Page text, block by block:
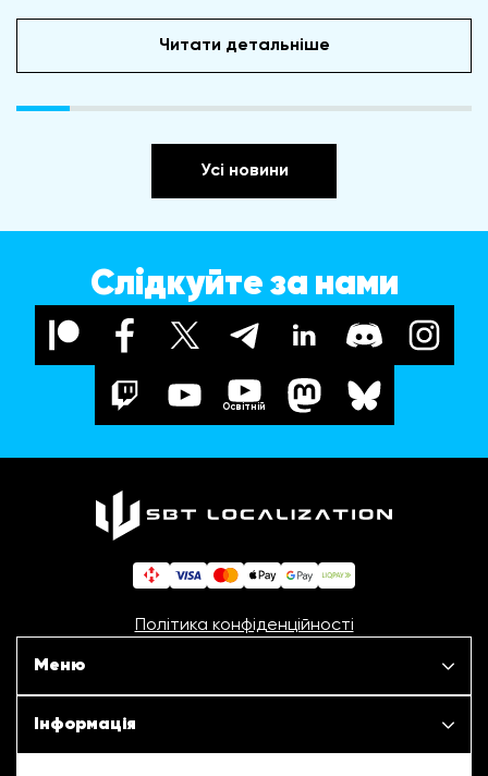
Читати детальніше
Усі новини
Слідкуйте за нами
Освітній
Політика конфіденційності
Меню
Наші проєкти
Інформація